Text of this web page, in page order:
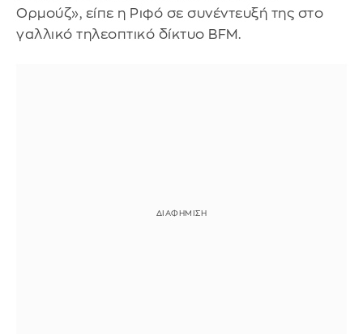
Ορμούζ», είπε η Ριφό σε συνέντευξή της στο
γαλλικό τηλεοπτικό δίκτυο BFM.